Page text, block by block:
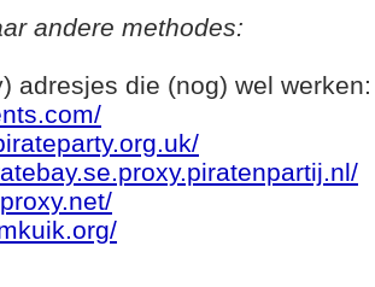
andere methodes:
adresjes die (nog) wel werken: